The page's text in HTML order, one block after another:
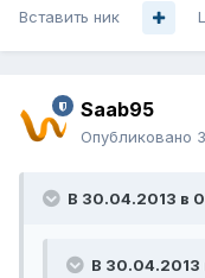
Вставить ник
Saab95
Опубликовано
В 30.04.2013 в
В 30.04.2013